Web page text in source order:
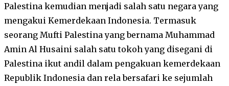
Palestina kemudian menjadi salah satu negara yang
mengakui Kemerdekaan Indonesia. Termasuk
seorang Mufti Palestina yang bernama Muhammad
Amin Al Husaini salah satu tokoh yang disegani di
Palestina ikut andil dalam pengakuan kemerdekaan
Republik Indonesia dan rela bersafari ke sejumlah